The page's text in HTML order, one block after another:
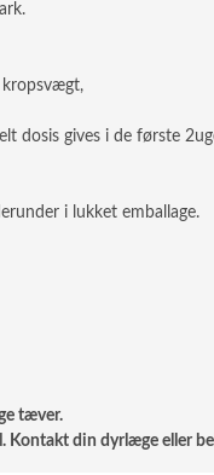
kropsvægt,
dosis gives i de første
i lukket emballage.
tæver.
Kontakt din dyrlæge eller